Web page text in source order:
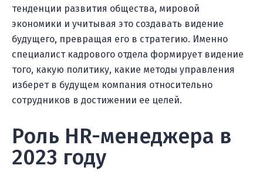
тенденции развития общества, мировой
экономики и учитывая это создавать видение
будущего, превращая его в стратегию. Именно
специалист кадрового отдела формирует видение
того, какую политику, какие методы управления
изберет в будущем компания относительно
сотрудников в достижении ее целей.
Роль HR-менеджера в
2023 году